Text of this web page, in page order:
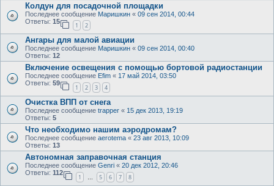
Колдун для посадочной площадки
Последнее сообщение Маришкин « 09 сен 2014, 00:44
Ответы: 15
1 2
Ангары для малой авиации
Последнее сообщение Маришкин « 09 сен 2014, 00:40
Ответы: 12
Включение освещения с помощью бортовой радиостанции
Последнее сообщение Efim « 17 май 2014, 03:50
Ответы: 59
1 2 3 4
Очистка ВПП от снега
Последнее сообщение trapper « 15 дек 2013, 19:19
Ответы: 5
Что необходимо нашим аэродромам?
Последнее сообщение aerotema « 23 авг 2013, 10:09
Ответы: 13
Автономная заправочная станция
Последнее сообщение Genri « 20 дек 2012, 20:46
Ответы: 112
1 … 5 6 7 8